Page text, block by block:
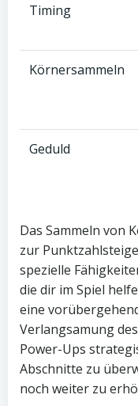
Timing
Körnersammeln
Geduld
Das Sammeln von
zur
spezielle
die dir im Spiel
eine
Verlangsamung
Power-Ups
Abschnitte zu
noch weiter zu